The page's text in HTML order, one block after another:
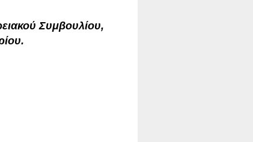
Συμβουλίου,